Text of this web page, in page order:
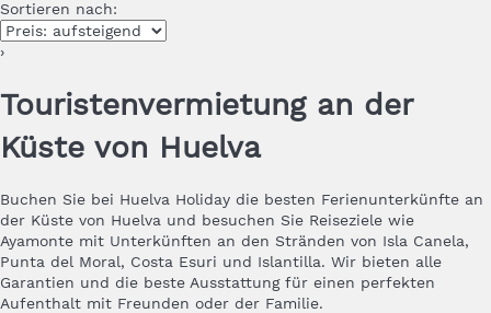
Sortieren nach:
›
Touristenvermietung an der
Küste von Huelva
Buchen Sie bei Huelva Holiday die besten Ferienunterkünfte an
der Küste von Huelva und besuchen Sie Reiseziele wie
Ayamonte mit Unterkünften an den Stränden von Isla Canela,
Punta del Moral, Costa Esuri und Islantilla. Wir bieten alle
Garantien und die beste Ausstattung für einen perfekten
Aufenthalt mit Freunden oder der Familie.